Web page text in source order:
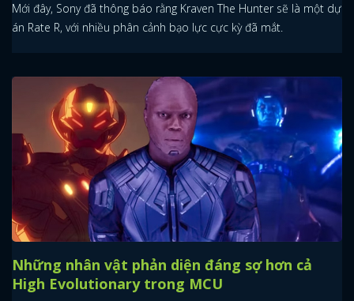
Mới đây, Sony đã thông báo rằng Kraven The Hunter sẽ là một dự
án Rate R, với nhiều phân cảnh bạo lực cực kỳ đã mắt.
Những nhân vật phản diện đáng sợ hơn cả
High Evolutionary trong MCU